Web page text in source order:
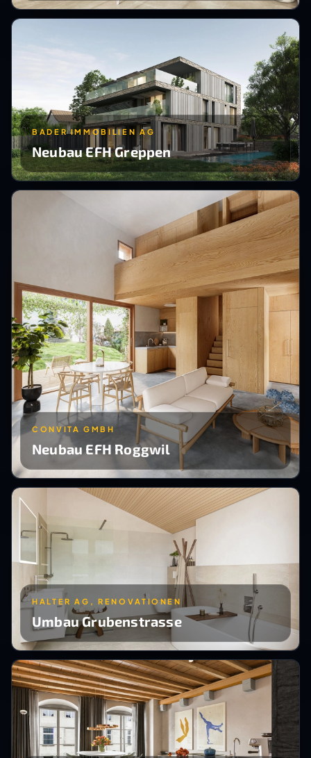
BADER IMMOBILIEN AG
Neubau EFH Greppen
CONVITA GMBH
Neubau EFH Roggwil
HALTER AG, RENOVATIONEN
Umbau Grubenstrasse